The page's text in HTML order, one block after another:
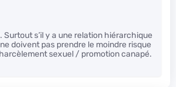
Surtout s’il y a une relation hiérarchique
doivent pas prendre le moindre risque
sexuel / promotion canapé.